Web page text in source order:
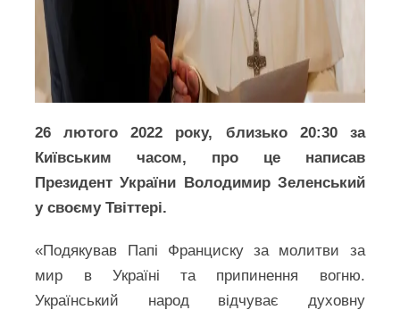
26 лютого 2022 року, близько 20:30 за
Київським часом, про це написав
Президент України Володимир Зеленський
у своєму Твіттері.
«Подякував Папі Франциску за молитви за
мир в Україні та припинення вогню.
Український народ відчуває духовну